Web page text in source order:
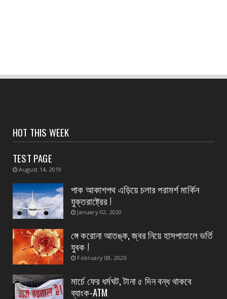
CONTACT
স্বাস্থ্য মন্ত্রীর নির্দেশে জেলার ২৮ টি ডায়াগনস্টিক
বাংলাদেশ থেকে ভারতে পাচার হওয়া ১০ নারী-শিশু উদ্ধার
August 04, 2026
প্রধান এর পদত্যাগের ২৪ ঘন্টা কাটতে না কাটতেই
কুকড়াহাটি গ্রা...
HOT THIS WEEK
TEST PAGE
August 14, 2019
পাক আকাশপথ এড়িয়ে চলার পরামর্শ মার্কিন
যুক্তরাষ্ট্রের !
January 02, 2020
ঙ্গে করোনা আতঙ্ক, জ্বর নিয়ে হাসপাতালে ভর্তি
যুবক !
February 08, 2020
মার্চে ফের ধর্মঘট, টানা ৫ দিন বন্ধ থাকবে
ব্যাংক-ATM